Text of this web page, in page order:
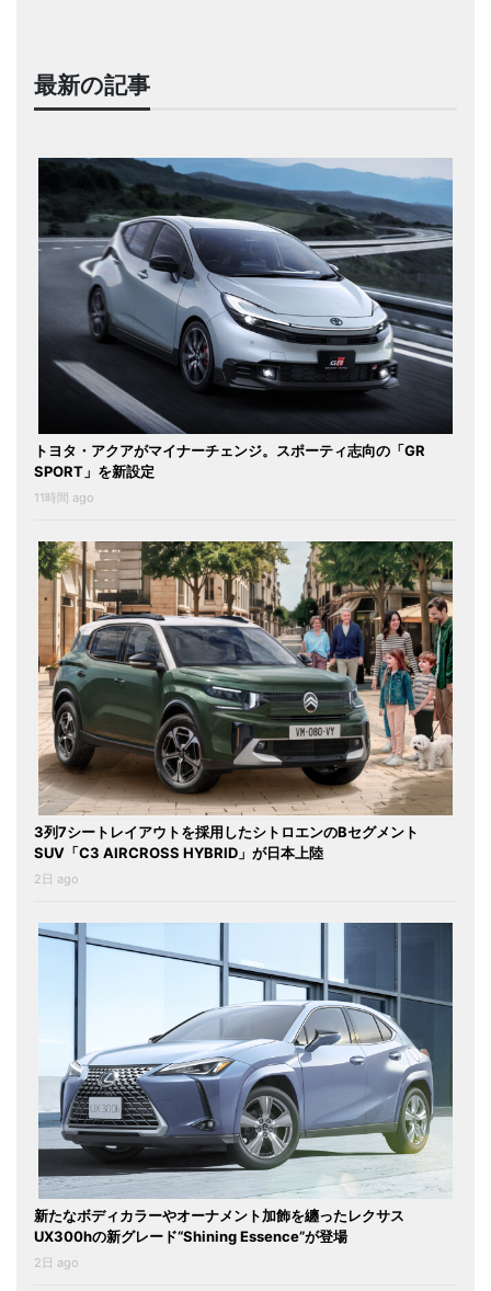
最新の記事
トヨタ・アクアがマイナーチェンジ。スポーティ志向の「GR
SPORT」を新設定
11時間 ago
3列7シートレイアウトを採用したシトロエンのBセグメント
SUV「C3 AIRCROSS HYBRID」が日本上陸
2日 ago
新たなボディカラーやオーナメント加飾を纏ったレクサス
UX300hの新グレード“Shining Essence”が登場
2日 ago